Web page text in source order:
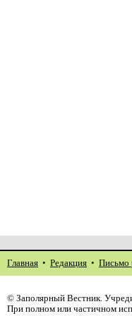
Главная • Редакция • Письмо
© Заполярный Вестник.
При полном или частичном